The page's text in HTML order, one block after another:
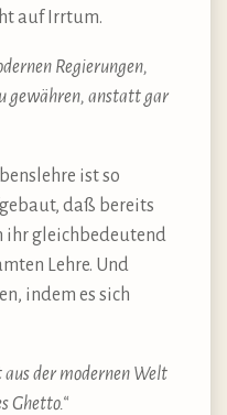
auf Irrtum.
Regierungen,
gewähren, anstatt gar
ist so
daß bereits
ihr gleichbedeutend
Lehre. Und
indem es sich
der modernen Welt
Ghetto.“